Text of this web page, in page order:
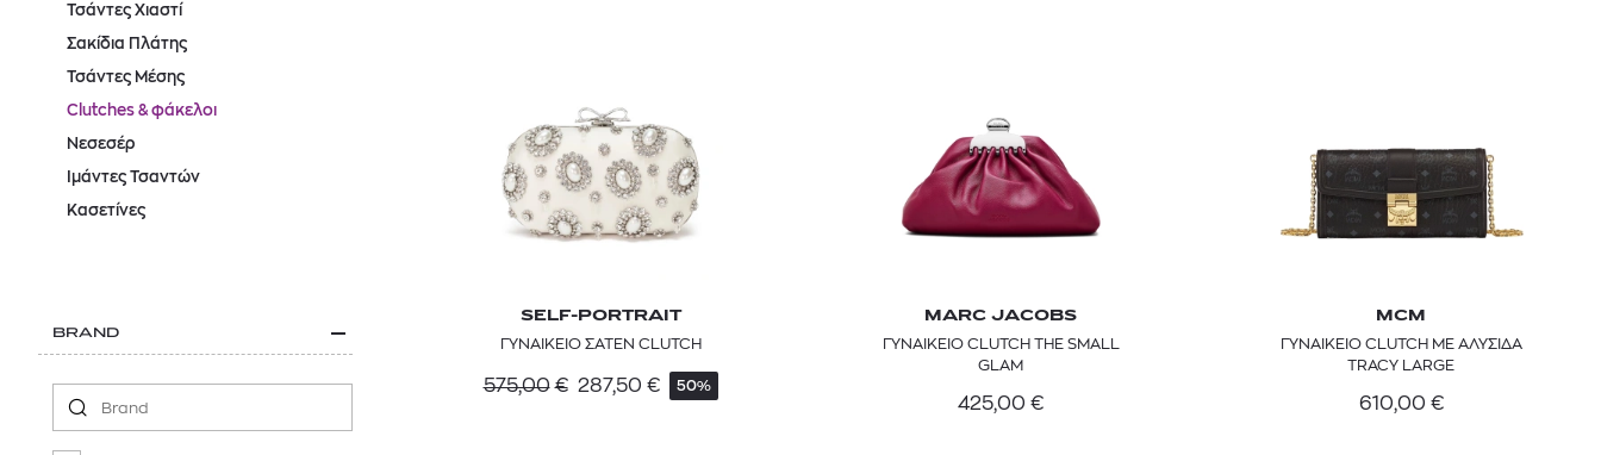
€ OFFER
ΓΥΑΛΙΑ ΗΛΙΟΥ A52S/ZVN4I0/52 ΑΝΔΡΙΚΟ ΜΑΓΙΟ ΣΟΡΤΣ
120,00 € 102,00
DIOR FOREVER NUDE BRONZE POWDER BRONZER IN NATURAL GLOW OR MATTE FINISH | 04 Warm
Τσάντες Χιαστί
Σακίδια Πλάτης
Τσάντες Μέσης
Clutches & φάκελοι
Νεσεσέρ
Ιμάντες Τσαντών
Κασετίνες
BRAND
SELF-PORTRAIT
ΓΥΝΑΙΚΕΙΟ ΣΑΤΕΝ CLUTCH
575,00 € 287,50 € 50%
MARC JACOBS
ΓΥΝΑΙΚΕΙΟ CLUTCH THE SMALL
GLAM
425,00 €
MCM
ΓΥΝΑΙΚΕΙΟ CLUTCH ΜΕ ΑΛΥΣΙΔΑ
TRACY LARGE
610,00 €